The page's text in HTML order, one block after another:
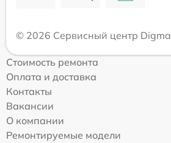
© 2026 Сервисный центр Digma
Стоимость ремонта
Оплата и доставка
Контакты
Вакансии
О компании
Ремонтируемые модели